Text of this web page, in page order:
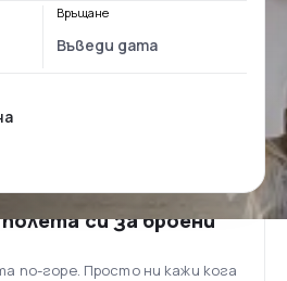
Връщане
си за броени
по-горе. Просто ни кажи кога